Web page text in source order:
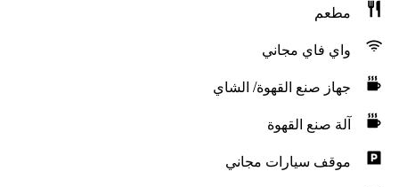
مطعم
واي فاي مجاني
جهاز صنع القهوة/ الشاي
آلة صنع القهوة
موقف سيارات مجاني